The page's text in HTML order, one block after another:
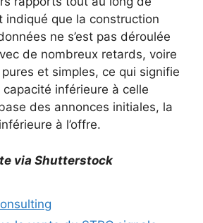
indiqué que la construction
ne s’est pas déroulée
de nombreux retards, voire
et simples, ce qui signifie
inférieure à celle
des annonces initiales, la
à l’offre.
via Shutterstock